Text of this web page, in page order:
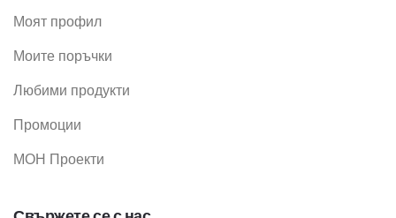
Моят профил
Моите поръчки
Любими продукти
Промоции
МОН Проекти